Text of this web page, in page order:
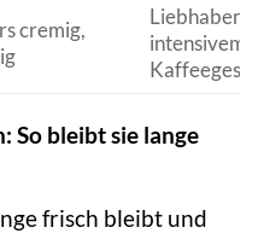
cremig,
Liebhaber
intensivem
So bleibt sie lange
frisch bleibt und